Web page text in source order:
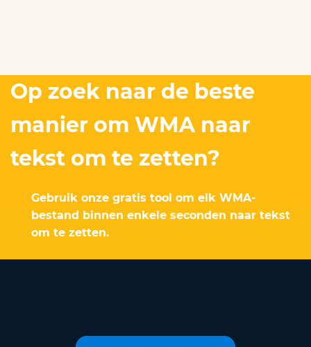
Op zoek naar de beste
manier om WMA naar
tekst om te zetten?
Gebruik onze gratis tool om elk WMA-
bestand binnen enkele seconden naar tekst
om te zetten.